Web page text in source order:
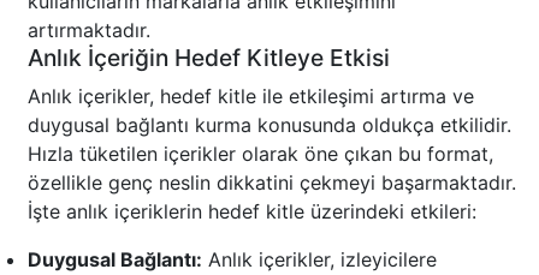
artırmaktadır.
Anlık İçeriğin Hedef Kitleye Etkisi
Anlık içerikler, hedef kitle ile etkileşimi artırma ve
duygusal bağlantı kurma konusunda oldukça etkilidir.
Hızla tüketilen içerikler olarak öne çıkan bu format,
özellikle genç neslin dikkatini çekmeyi başarmaktadır.
İşte anlık içeriklerin hedef kitle üzerindeki etkileri:
Duygusal Bağlantı: Anlık içerikler, izleyicilere